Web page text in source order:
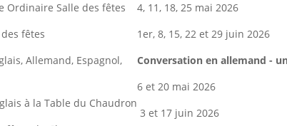
Ordinaire Salle des fêtes
fêtes
Allemand, Espagnol,
à la Table du Chaudron
4, 11, 18, 25 mai 2026
1er, 8, 15, 22 et 29 juin 2026
Conversation en allemand -
6 et 20 mai 2026
3 et 17 juin 2026